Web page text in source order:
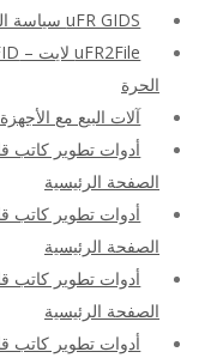
uFR GIDS سياسة الخصوصية التجريبية
الحرة
آلات البيع مع
الصفحة الرئيسية
الصفحة الرئيسية
الصفحة الرئيسية